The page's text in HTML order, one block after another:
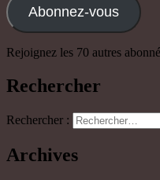
Abonnez-vous
Rejoignez les 70 autres
Rechercher
Rechercher :
Archives